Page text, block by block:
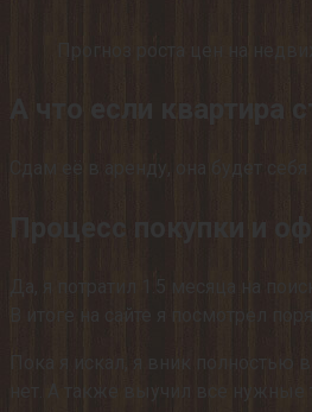
А что если квартира
Сдам её в аренду, она будет
Процесс покупки и
В итоге на сайте я посмотрел
Пока я искал, я вник полностью
нет. А также выучил все